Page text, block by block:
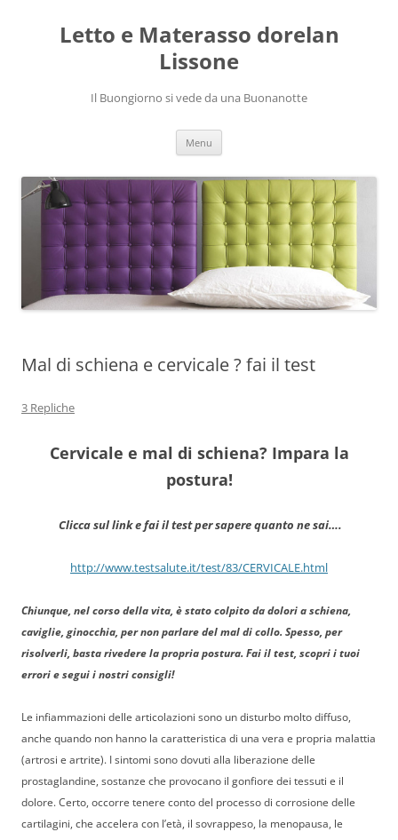
contenutoLetto e Materasso dorelan
Lissone
Il Buongiorno si vede da una Buonanotte
Menu
Mal di schiena e cervicale ? fai il test
3 Repliche
Cervicale e mal di schiena? Impara la
postura!
Clicca sul link e fai il test per sapere quanto ne sai….
http://www.testsalute.it/test/83/CERVICALE.html
Chiunque, nel corso della vita, è stato colpito da dolori a schiena,
caviglie, ginocchia, per non parlare del mal di collo. Spesso, per
risolverli, basta rivedere la propria postura. Fai il test, scopri i tuoi
errori e segui i nostri consigli!
Le infiammazioni delle articolazioni sono un disturbo molto diffuso,
anche quando non hanno la caratteristica di una vera e propria malattia
(artrosi e artrite). I sintomi sono dovuti alla liberazione delle
prostaglandine, sostanze che provocano il gonfiore dei tessuti e il
dolore. Certo, occorre tenere conto del processo di corrosione delle
cartilagini, che accelera con l’età, il sovrappeso, la menopausa, le